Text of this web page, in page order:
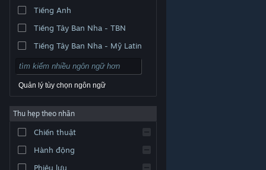
thương hiệu là tài sản của chủ sở hữu tương ứng tại
Pháp lý
Hỗ trợ tiếp cận
ký Steam
|Hoàn tiền|
Tiếng Anh
Tiếng Tây Ban Nha - TBN
Tiếng Tây Ban Nha - Mỹ Latin
Quản lý tùy chọn ngôn ngữ
Thu hẹp theo nhãn
Chiến thuật
Hành động
Phiêu lưu